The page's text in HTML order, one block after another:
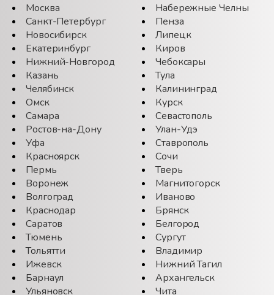
Москва
Санкт-Петербург
Новосибирск
Екатеринбург
Нижний-Новгород
Казань
Челябинск
Омск
Самара
Ростов-на-Дону
Уфа
Красноярск
Пермь
Воронеж
Волгоград
Краснодар
Саратов
Тюмень
Тольятти
Ижевск
Барнаул
Ульяновск
Набережные Челны
Пенза
Липецк
Киров
Чебоксары
Тула
Калининград
Курск
Севастополь
Улан-Удэ
Ставрополь
Сочи
Тверь
Магнитогорск
Иваново
Брянск
Белгород
Сургут
Владимир
Нижний Тагил
Архангельск
Чита